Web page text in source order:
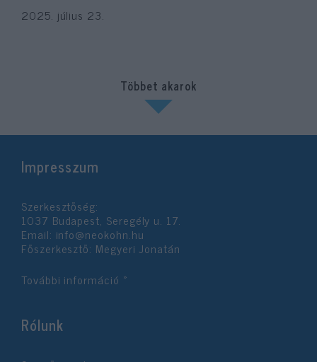
2025. július 23.
Többet akarok
Impresszum
Szerkesztőség:
1037 Budapest, Seregély u. 17.
Email: info@neokohn.hu
Főszerkesztő: Megyeri Jonatán
További információ »
Rólunk